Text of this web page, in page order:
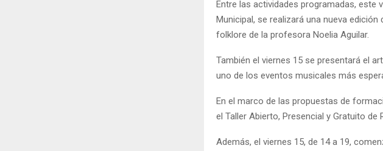
Entre las actividades programadas, este
Municipal, se realizará una nueva edición
folklore de la profesora Noelia Aguilar.
También el viernes 15 se presentará el
uno de los eventos musicales más
En el marco de las propuestas de
el Taller Abierto, Presencial y Gratuito de
Además, el viernes 15, de 14 a 19,